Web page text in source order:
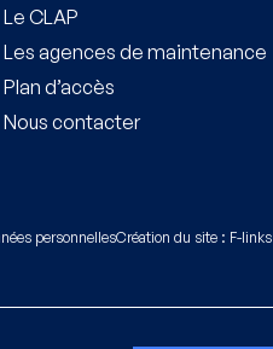
Le CLAP
Les agences de maintenance
Plan d’accès
Nous contacter
personnellesCréation du site : F-links